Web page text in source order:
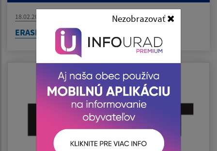
Nezobrazovať
18.02.2026
ERASMUS pre mladých podnikateľov